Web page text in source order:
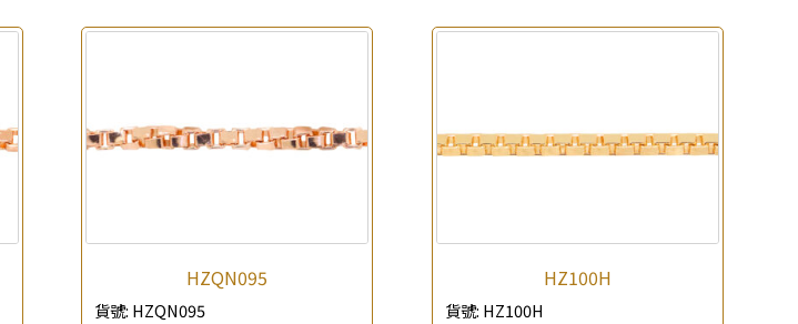
×
HZQN095
貨號: HZQN095
HZ100H
貨號: HZ100H